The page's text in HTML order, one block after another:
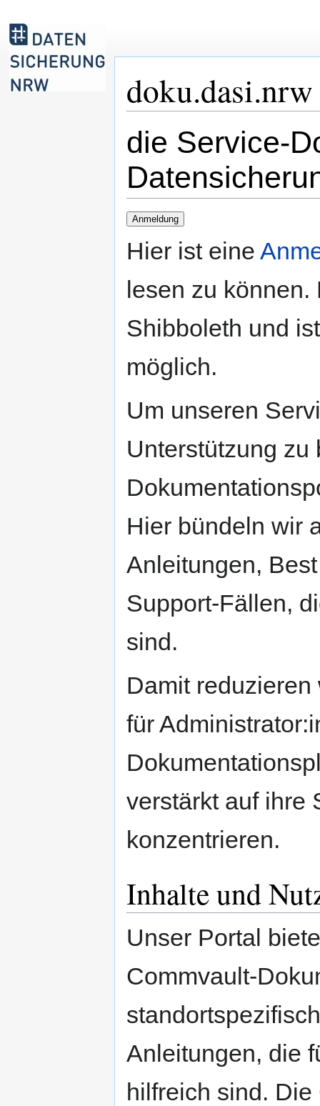
doku.dasi.nrw
die Service-
Zur
springen
Zur
springen
Anmeldung
Hier ist eine
lesen zu können.
Shibboleth und
möglich.
Um unseren
Unterstützung zu
Hier bündeln wir
Anleitungen,
Support-Fällen,
sind.
Damit
für
verstärkt auf ihre
konzentrieren.
Inhalte und
Unser Portal
Commvault-
Anleitungen, die
hilfreich sind.